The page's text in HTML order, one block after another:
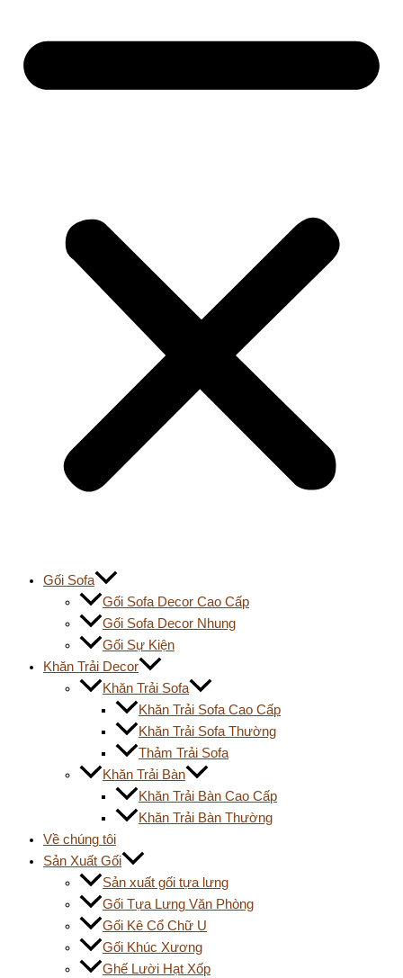
Gối Sofa
Gối Sofa Decor Cao Cấp
Gối Sofa Decor Nhung
Gối Sự Kiện
Khăn Trải Decor
Khăn Trải Sofa
Khăn Trải Sofa Cao Cấp
Khăn Trải Sofa Thường
Thảm Trải Sofa
Khăn Trải Bàn
Khăn Trải Bàn Cao Cấp
Khăn Trải Bàn Thường
Về chúng tôi
Sản Xuất Gối
Sản xuất gối tựa lưng
Gối Tựa Lưng Văn Phòng
Gối Kê Cổ Chữ U
Gối Khúc Xương
Ghế Lười Hạt Xốp